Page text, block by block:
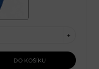
+
DO KOŠÍKU